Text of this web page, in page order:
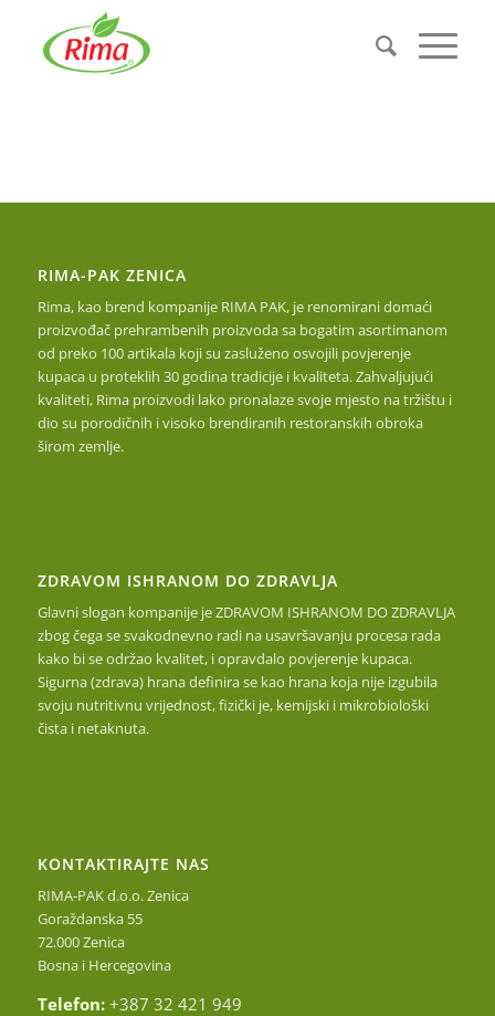
RIMA-PAK ZENICA
Rima, kao brend kompanije RIMA PAK, je renomirani domaći
proizvođač prehrambenih proizvoda sa bogatim asortimanom
od preko 100 artikala koji su zasluženo osvojili povjerenje
kupaca u proteklih 30 godina tradicije i kvaliteta. Zahvaljujući
kvaliteti, Rima proizvodi lako pronalaze svoje mjesto na tržištu i
dio su porodičnih i visoko brendiranih restoranskih obroka
širom zemlje.
ZDRAVOM ISHRANOM DO ZDRAVLJA
Glavni slogan kompanije je ZDRAVOM ISHRANOM DO ZDRAVLJA
zbog čega se svakodnevno radi na usavršavanju procesa rada
kako bi se održao kvalitet, i opravdalo povjerenje kupaca.
Sigurna (zdrava) hrana definira se kao hrana koja nije izgubila
svoju nutritivnu vrijednost, fizički je, kemijski i mikrobiološki
čista i netaknuta.
KONTAKTIRAJTE NAS
RIMA-PAK d.o.o. Zenica
Goraždanska 55
72.000 Zenica
Bosna i Hercegovina
Telefon: +387 32 421 949